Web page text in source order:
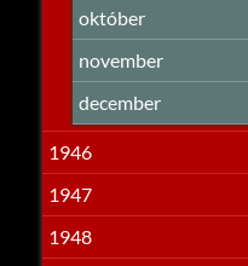
október
november
december
1946
1947
1948